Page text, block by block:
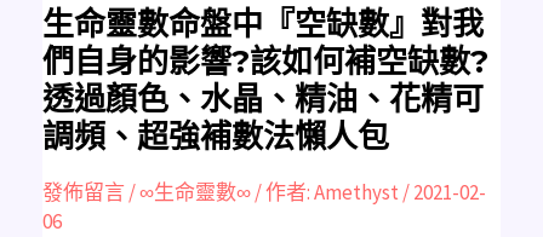
生命靈數命盤中『空缺數』對我
們自身的影響?該如何補空缺數?
透過顏色、水晶、精油、花精可
調頻、超強補數法懶人包
發佈留言/∞生命靈數∞/ 作者:Amethyst /2021-02-
06
響?
該
如
何
補
空
缺
數?
透
顏
色、